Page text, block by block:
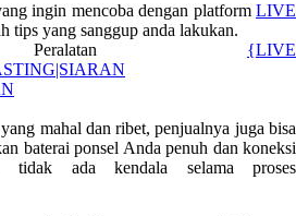
ingin mencoba dengan platform LIVE
tips yang sanggup anda lakukan.
Peralatan {LIVE
mahal dan ribet, penjualnya juga bisa
baterai ponsel Anda penuh dan koneksi
tidak ada kendala selama proses